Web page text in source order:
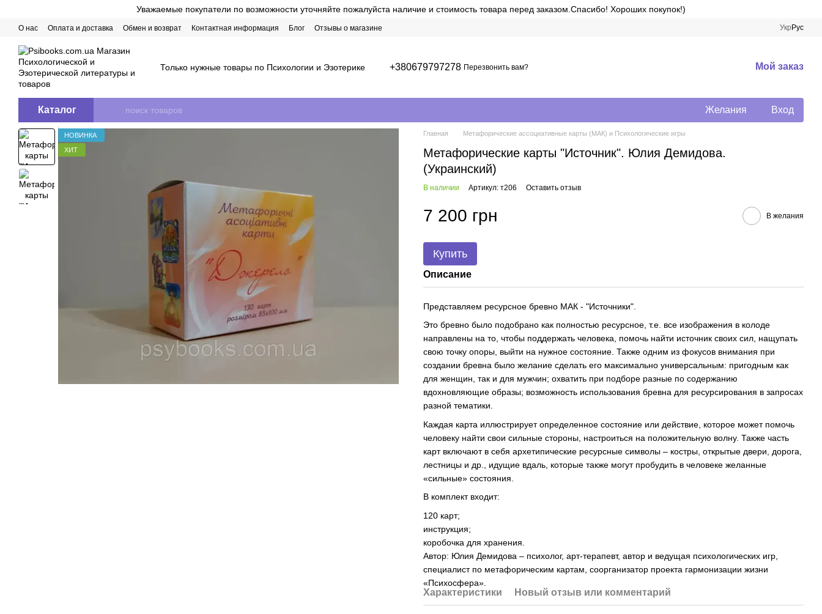
Уважаемые покупатели по возможности уточняйте пожалуйста наличие и стоимость товара перед заказом.Спасибо! Хороших покупок!)
О нас Оплата и доставка Обмен и возврат Контактная информация Блог Отзывы о магазине Укр Рус
Только нужные товары по Психологии и Эзотерике +380679797278 Перезвонить вам? Мой заказ
Каталог Желания Вход
НОВИНКА
ХИТ
Главная Метафорические ассоциативные карты (МАК) и Психологические игры
Метафорические карты "Источник". Юлия Демидова.
(Украинский)
В наличии Артикул: т206 Оставить отзыв
7 200 грн В желания
Купить
Описание
Представляем ресурсное бревно МАК - "Источники".
Это бревно было подобрано как полностью ресурсное, т.е. все изображения в колоде
направлены на то, чтобы поддержать человека, помочь найти источник своих сил, нащупать
свою точку опоры, выйти на нужное состояние. Также одним из фокусов внимания при
создании бревна было желание сделать его максимально универсальным: пригодным как
для женщин, так и для мужчин; охватить при подборе разные по содержанию
вдохновляющие образы; возможность использования бревна для ресурсирования в запросах
разной тематики.
Каждая карта иллюстрирует определенное состояние или действие, которое может помочь
человеку найти свои сильные стороны, настроиться на положительную волну. Также часть
карт включают в себя архетипические ресурсные символы – костры, открытые двери, дорога,
лестницы и др., идущие вдаль, которые также могут пробудить в человеке желанные
«сильные» состояния.
В комплект входит:
120 карт;
инструкция;
коробочка для хранения.
Автор: Юлия Демидова – психолог, арт-терапевт, автор и ведущая психологических игр,
специалист по метафорическим картам, соорганизатор проекта гармонизации жизни
«Психосфера».
Характеристики Новый отзыв или комментарий